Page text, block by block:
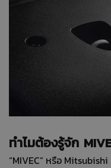
ทำไมต้องรู้จัก
“MIVEC” หรือ